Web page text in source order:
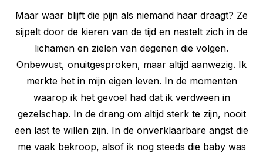
Maar waar blijft die pijn als niemand haar draagt? Ze
sijpelt door de kieren van de tijd en nestelt zich in de
lichamen en zielen van degenen die volgen.
Onbewust, onuitgesproken, maar altijd aanwezig. Ik
merkte het in mijn eigen leven. In de momenten
waarop ik het gevoel had dat ik verdween in
gezelschap. In de drang om altijd sterk te zijn, nooit
een last te willen zijn. In de onverklaarbare angst die
me vaak bekroop, alsof ik nog steeds die baby was